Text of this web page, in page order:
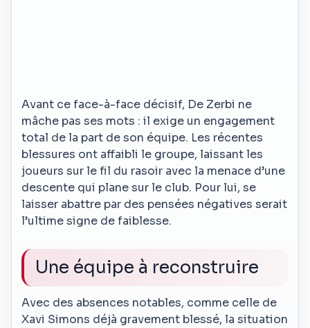
Avant ce face-à-face décisif, De Zerbi ne
mâche pas ses mots : il exige un engagement
total de la part de son équipe. Les récentes
blessures ont affaibli le groupe, laissant les
joueurs sur le fil du rasoir avec la menace d’une
descente qui plane sur le club. Pour lui, se
laisser abattre par des pensées négatives serait
l’ultime signe de faiblesse.
Une équipe à reconstruire
Avec des absences notables, comme celle de
Xavi Simons déjà gravement blessé, la situation